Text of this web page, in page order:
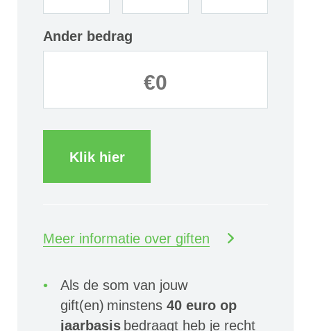
Ander bedrag
Klik hier
Meer informatie over giften
Als de som van jouw
gift(en) minstens40 euro op
jaarbasis bedraagt heb je recht